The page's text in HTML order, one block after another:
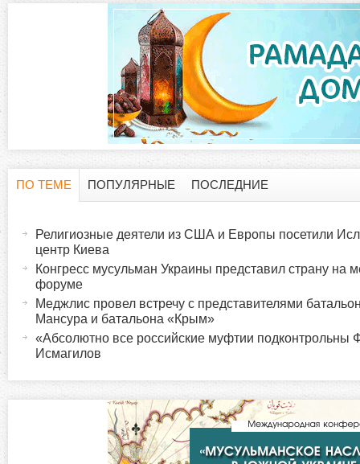
о
ПО ТЕМЕ
ПОПУЛЯРНЫЕ ПОСЛЕДНИЕ
Религиозные деятели из США и Европы посетили
центр Киева
Конгресс мусульман Украины представил страну на
форуме
Меджлис провел встречу с представителями
Мансура и батальона «Крым»
«Абсолютно все российские муфтии
Исмагилов